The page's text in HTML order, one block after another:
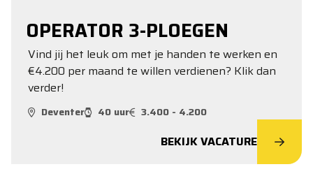
OPERATOR 3-PLOEGEN
Vind jij het leuk om met je handen te werken en
€4.200 per maand te willen verdienen? Klik dan
verder!
Deventer 40 uur 3.400 - 4.200
BEKIJK VACATURE